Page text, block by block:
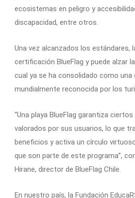
ecosistemas en peligro y
discapacidad, entre otros.
Una vez alcanzados los estándares,
certificación BlueFlag y puede alzar la
cual ya se ha consolidado como
mundialmente reconocida por los
“Una playa BlueFlag garantiza
valorados por sus usuarios, lo que
beneficios y activa un círculo
que son parte de este programa”,
Hirane, director de BlueFlag Chile.
En nuestro país, la Fundación